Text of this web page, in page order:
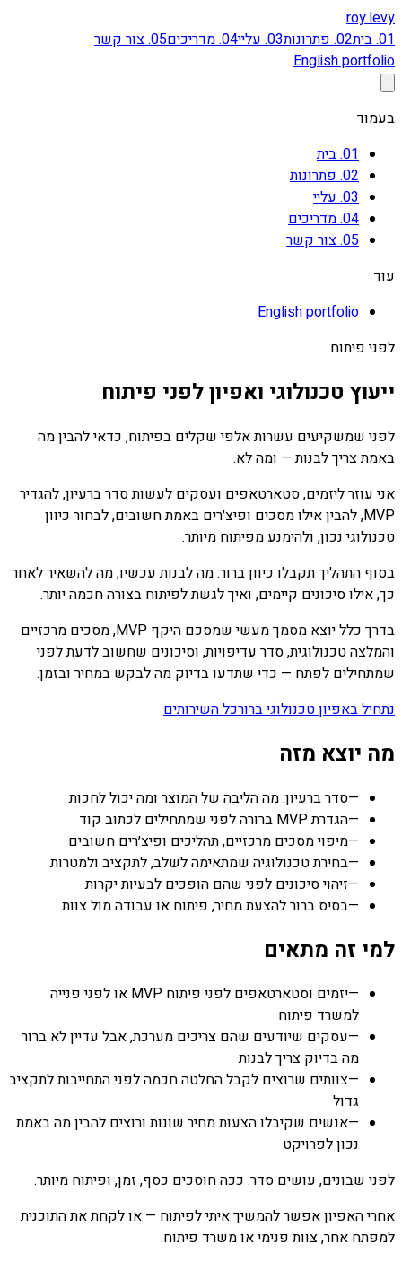
roy.levy
01
.בית02
.פתרונות03
.עליי04
.מדריכים05
.צור קשר
English portfolio
בעמוד
01
.בית
02
.פתרונות
03
.עליי
04
.מדריכים
05
.צור קשר
עוד
English portfolio
לפני פיתוח
ייעוץ טכנולוגי ואפיון לפני פיתוח
לפני שמשקיעים עשרות אלפי שקלים בפיתוח, כדאי להבין מה
באמת צריך לבנות — ומה לא.
אני עוזר ליזמים, סטארטאפים ועסקים לעשות סדר ברעיון, להגדיר
MVP, להבין אילו מסכים ופיצ׳רים באמת חשובים, לבחור כיוון
טכנולוגי נכון, ולהימנע מפיתוח מיותר.
בסוף התהליך תקבלו כיוון ברור: מה לבנות עכשיו, מה להשאיר לאחר
כך, אילו סיכונים קיימים, ואיך לגשת לפיתוח בצורה חכמה יותר.
בדרך כלל יוצא מסמך מעשי שמסכם היקף MVP, מסכים מרכזיים
והמלצה טכנולוגית, סדר עדיפויות, וסיכונים שחשוב לדעת לפני
שמתחילים לפתח — כדי שתדעו בדיוק מה לבקש במחיר ובזמן.
נתחיל באפיון טכנולוגי ברורכל השירותים
מה יוצא מזה
—סדר ברעיון: מה הליבה של המוצר ומה יכול לחכות
—הגדרת MVP ברורה לפני שמתחילים לכתוב קוד
—מיפוי מסכים מרכזיים, תהליכים ופיצ׳רים חשובים
—בחירת טכנולוגיה שמתאימה לשלב, לתקציב ולמטרות
—זיהוי סיכונים לפני שהם הופכים לבעיות יקרות
—בסיס ברור להצעת מחיר, פיתוח או עבודה מול צוות
למי זה מתאים
—
יזמים וסטארטאפים לפני פיתוח MVP או לפני פנייה
למשרד פיתוח
—עסקים שיודעים שהם צריכים מערכת, אבל עדיין לא ברור
מה בדיוק צריך לבנות
—צוותים שרוצים לקבל החלטה חכמה לפני התחייבות לתקציב
גדול
—אנשים שקיבלו הצעות מחיר שונות ורוצים להבין מה באמת
נכון לפרויקט
לפני שבונים, עושים סדר. ככה חוסכים כסף, זמן, ופיתוח מיותר.
אחרי האפיון אפשר להמשיך איתי לפיתוח — או לקחת את התוכנית
למפתח אחר, צוות פנימי או משרד פיתוח.